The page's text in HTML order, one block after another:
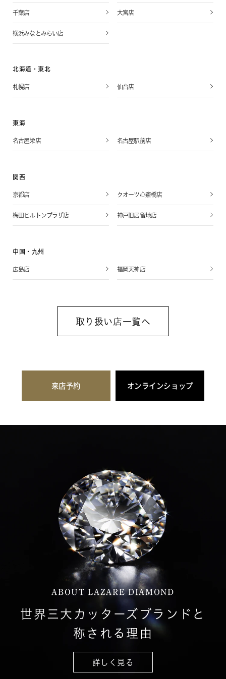
千葉店 大宮店
横浜みなとみらい店
北海道・東北
札幌店 仙台店
東海
名古屋栄店 名古屋駅前店
関西
京都店 クオーツ心斎橋店
梅田ヒルトンプラザ店 神戸旧居留地店
中国・九州
広島店 福岡天神店
取り扱い店一覧へ
来店予約 オンラインショップ
ABOUT LAZARE DIAMOND
世界三大カッターズブランドと
称される理由
詳しく見る